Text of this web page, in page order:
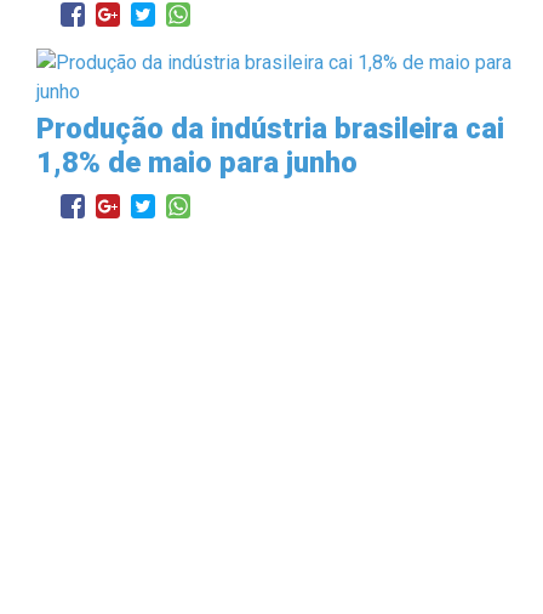
Produção da indústria brasileira cai
1,8% de maio para junho